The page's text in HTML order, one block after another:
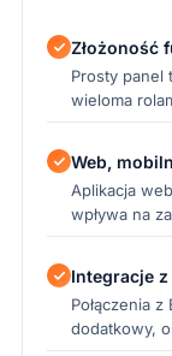
Złożoność
Prosty panel
wieloma
Web,
Aplikacja
wpływa na
Integracje
Połączenia
dodatkowy,